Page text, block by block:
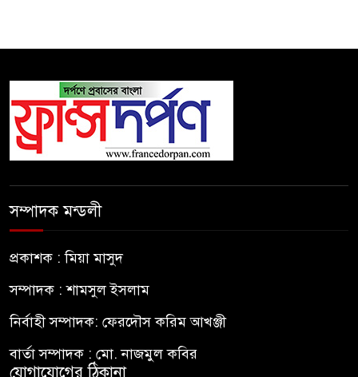
সম্পাদক মন্ডলী
প্রকাশক : মিয়া মাসুদ
সম্পাদক : শামসুল ইসলাম
নির্বাহী সম্পাদক: ফেরদৌস করিম আখঞ্জী
বার্তা সম্পাদক : মো. নাজমুল কবির
যোগাযোগের ঠিকানা